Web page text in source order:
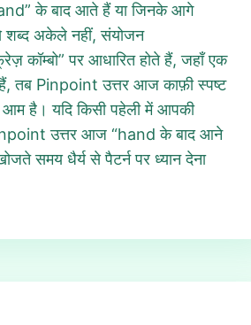
के बाद आते हैं या जिनके आगे
शब्द अकेले नहीं, संयोजन
पर आधारित होते हैं, जहाँ एक
तब Pinpoint उत्तर आज काफ़ी स्पष्ट
है। यदि किसी पहेली में आपकी
उत्तर आज “hand के बाद आने
समय धैर्य से पैटर्न पर ध्यान देना